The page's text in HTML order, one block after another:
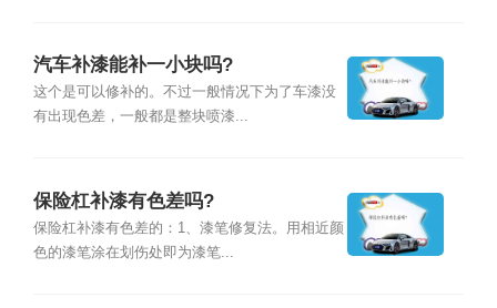
汽车补漆能补一小块吗?
这个是可以修补的。不过一般情况下为了车漆没
有出现色差，一般都是整块喷漆...
保险杠补漆有色差吗?
保险杠补漆有色差的：1、漆笔修复法。用相近颜
色的漆笔涂在划伤处即为漆笔...